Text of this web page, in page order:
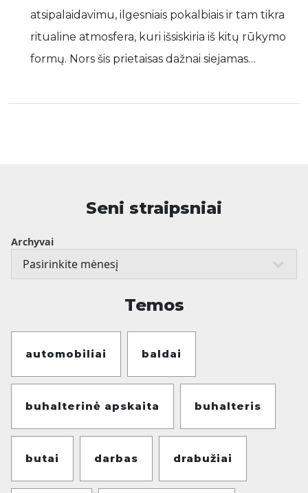
atsipalaidavimu, ilgesniais pokalbiais ir tam tikra
ritualine atmosfera, kuri išsiskiria iš kitų rūkymo
formų. Nors šis prietaisas dažnai siejamas…
Seni straipsniai
Archyvai
Temos
automobiliai baldai
buhalterinė apskaita buhalteris
butai darbas drabužiai